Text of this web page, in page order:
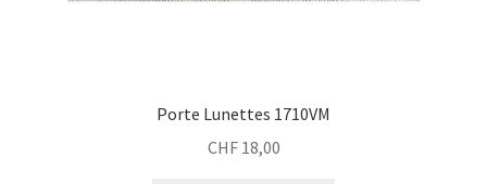
Porte Lunettes 1710VM
CHF18,00